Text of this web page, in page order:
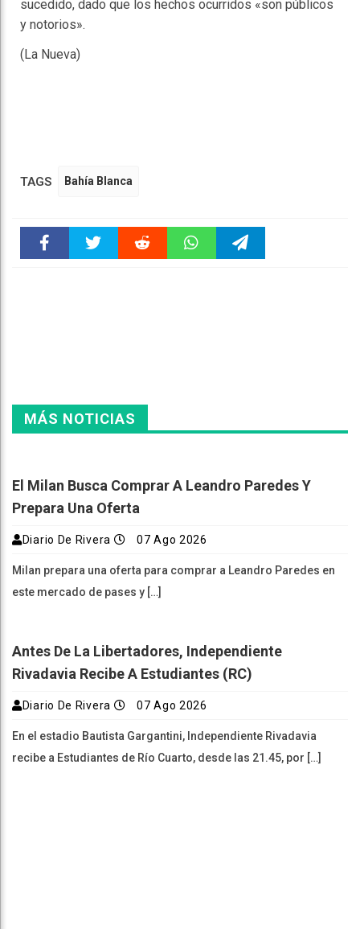
sucedido, dado que los hechos ocurridos «son públicos
y notorios».
(La Nueva)
TAGS Bahía Blanca
MÁS NOTICIAS
El Milan Busca Comprar A Leandro Paredes Y
Prepara Una Oferta
Diario De Rivera 07 Ago 2026
Milan prepara una oferta para comprar a Leandro Paredes en
este mercado de pases y […]
Antes De La Libertadores, Independiente
Rivadavia Recibe A Estudiantes (RC)
Diario De Rivera 07 Ago 2026
En el estadio Bautista Gargantini, Independiente Rivadavia
recibe a Estudiantes de Río Cuarto, desde las 21.45, por […]